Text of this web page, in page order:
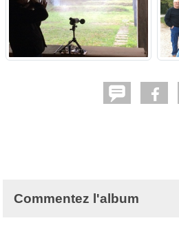
Commentez l'album